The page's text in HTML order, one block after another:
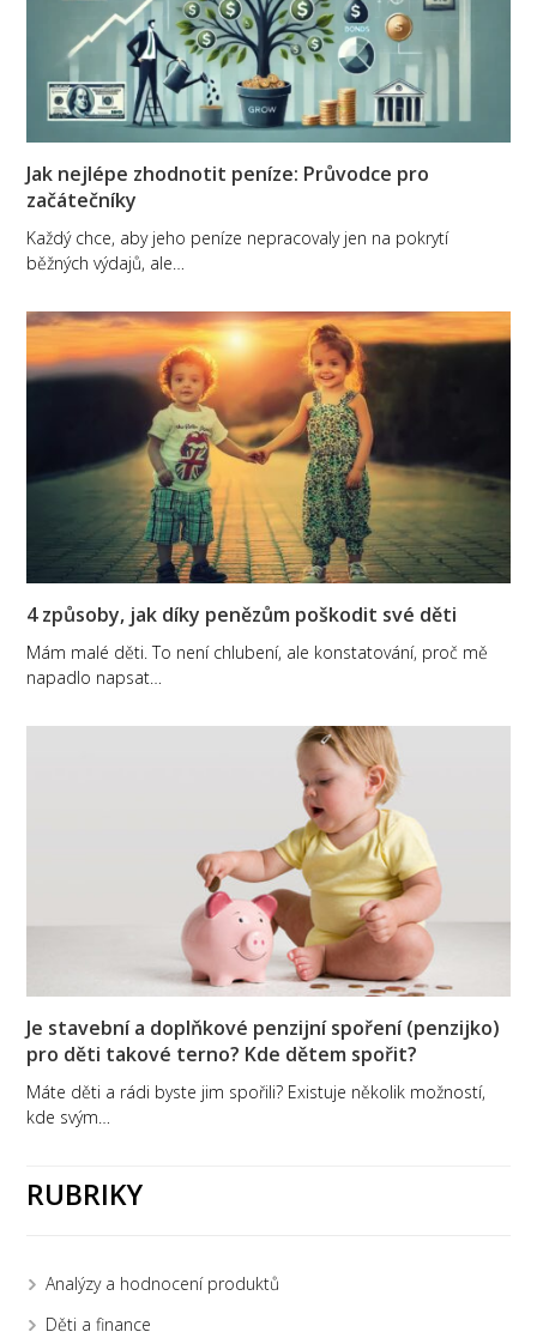
Jak nejlépe zhodnotit peníze: Průvodce pro
začátečníky
Každý chce, aby jeho peníze nepracovaly jen na pokrytí
běžných výdajů, ale…
4 způsoby, jak díky penězům poškodit své děti
Mám malé děti. To není chlubení, ale konstatování, proč mě
napadlo napsat…
Je stavební a doplňkové penzijní spoření (penzijko)
pro děti takové terno? Kde dětem spořit?
Máte děti a rádi byste jim spořili? Existuje několik možností,
kde svým…
RUBRIKY
Analýzy a hodnocení produktů
Děti a finance